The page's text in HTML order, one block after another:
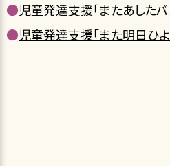
●児童発達支援「またあしたバ
●児童発達支援「また明日ひよ